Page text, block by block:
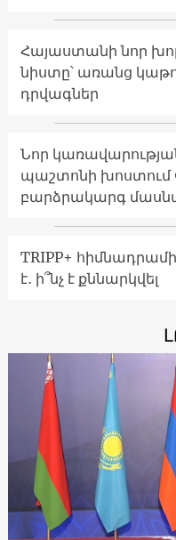
Հայաստանի նոր
նիստը՝ առանց
դրվագներ
Նոր
պաշտոնի խոստում
բարձրակարգ
TRIPP+
է․ ի՞նչ է քննարկվել